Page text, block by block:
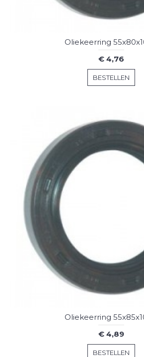
Oliekeerring
€ 4,76
BESTELLEN
Oliekeerring
€ 4,89
BESTELLEN